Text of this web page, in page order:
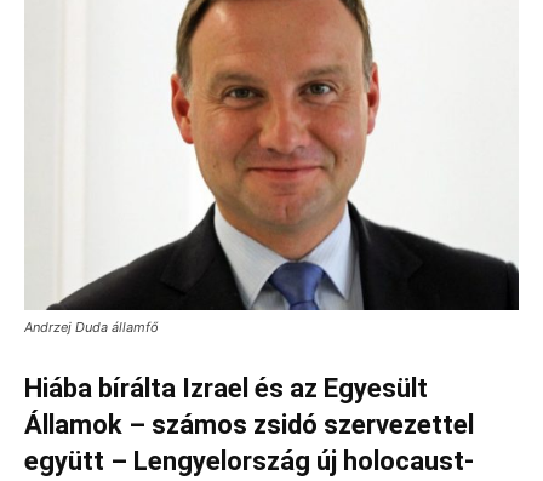
Andrzej Duda államfő
Hiába bírálta Izrael és az Egyesült
Államok – számos zsidó szervezettel
együtt – Lengyelország új holocaust-